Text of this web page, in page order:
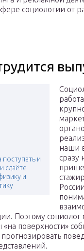
социологии от
поступать и
сдаёте
и
наши
сразу
Поэтому
поверхности»